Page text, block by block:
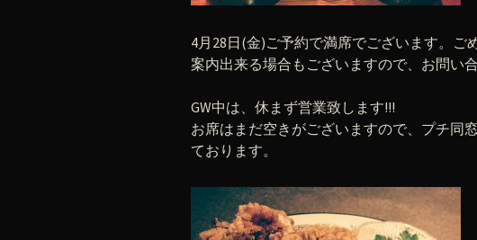
4月28日(金)ご予約で満席でございます。
案内出来る場合もございますので、お問い
GW中は、休まず営業致します!!!
お席はまだ空きがございますので、プチ同
ております。